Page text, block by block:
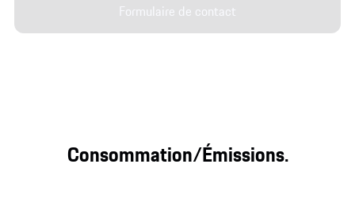
Formulaire de contact
Consommation/Émissions.